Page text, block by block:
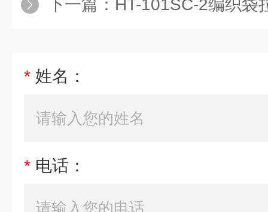
下一篇： HT-101SC-2编织袋
* 姓名：
* 电话：